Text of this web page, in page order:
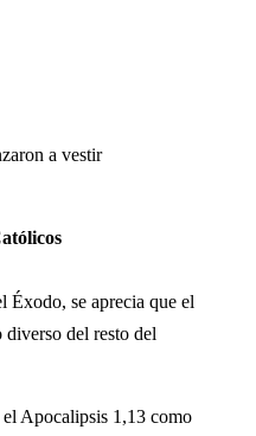
a vestir
se aprecia que el
diverso del resto del
Apocalipsis 1,13 como